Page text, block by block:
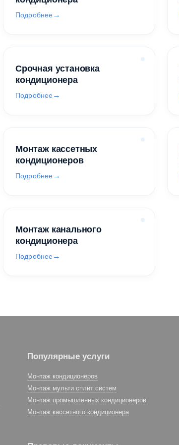
Подробнее
Срочная установка
кондиционера
Подробнее
Монтаж кассетных
кондиционеров
Подробнее
Монтаж канального
кондиционера
Подробнее
Популярные услуги
Монтаж кондиционеров
Монтаж мульти сплит систем
Монтаж промышленных кондиционеров
Монтаж кассетного кондиционера